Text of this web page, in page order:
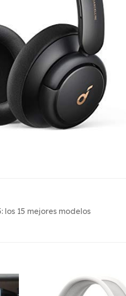
los 15 mejores modelos